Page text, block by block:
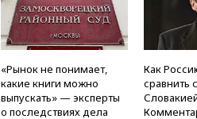
«Рынок не понимает,
какие книги можно
выпускать» — эксперты
о последствиях дела
Как
сравнить